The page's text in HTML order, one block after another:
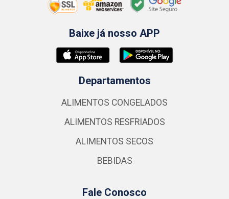
Baixe já nosso APP
Departamentos
ALIMENTOS CONGELADOS
ALIMENTOS RESFRIADOS
ALIMENTOS SECOS
BEBIDAS
Fale Conosco